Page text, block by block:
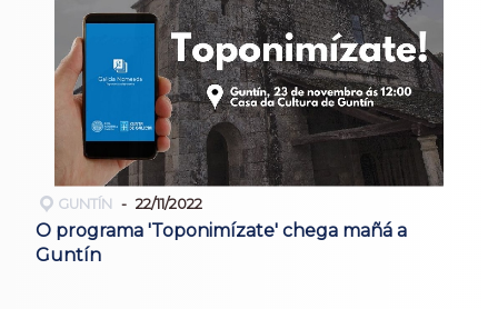
GUNTÍN 22/11/2022
O programa 'Toponimízate' chega mañá a
Guntín